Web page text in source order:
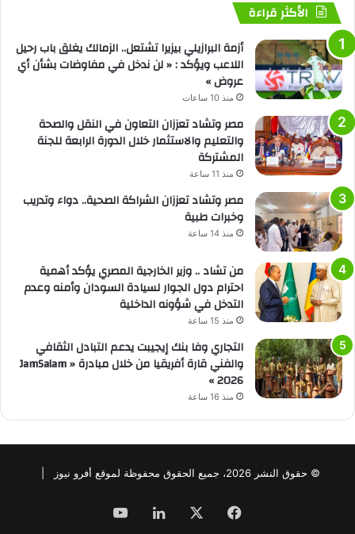
الأكثر قراءة
أزمة البرازيلي بيزيرا تشتعل.. الزمالك يغلق باب رحيل
اللاعب ويؤكد : « لن ندخل في مفاوضات بشأن أي
عروض »
منذ 10 ساعات
مصر وتشاد تعززان التعاون في النقل والصحة
والتعليم والاستثمار خلال الدورة الرابعة للجنة
المشتركة
منذ 11 ساعة
مصر وتشاد تعززان الشراكة الصحية.. دواء وتدريب
وخبرات طبية
منذ 14 ساعة
من تشاد .. وزير الخارجية المصري يؤكد أهمية
احترام دول الجوار لسيادة السودان وأمنه وعدم
التدخل في شؤونه الداخلية
منذ 15 ساعة
التجاري وفا بنك إيجيبت يدعم التبادل الثقافي
والفني قارة أفريقيا من خلال مبادرة « JamSalam
2026 »
منذ 16 ساعة
© حقوق النشر 2026، جميع الحقوق محفوظة لموقع أفرو نيوز |
فيسبوك لينكدإن